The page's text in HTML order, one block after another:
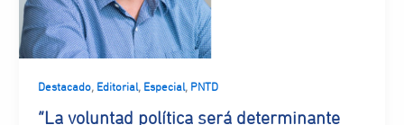
Destacado, Editorial, Especial, PNTD
“La voluntad política será determinante